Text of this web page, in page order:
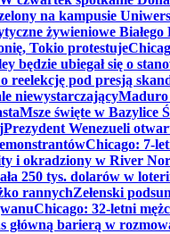
na kampusie
żywieniowe Białego
Tokio protestuje
będzie ubiegał się o
pod presją
niewystarczającyMaduro
Msze święte w Bazylice
Prezydent Wenezueli
Chicago: 7-
i okradziony w River
250 tys. dolarów w
rannychZełenski
Chicago: 32-letni
główną barierą w